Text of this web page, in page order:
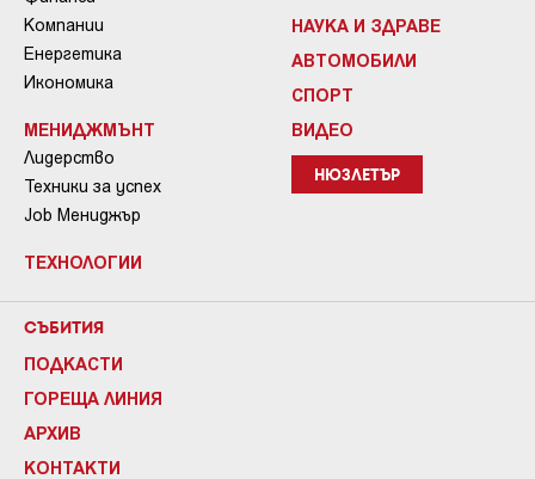
Компании
Енергетика
Икономика
МЕНИДЖМЪНТ
Лидерство
Техники за успех
Job Мениджър
ТЕХНОЛОГИИ
НАУКА И ЗДРАВЕ
АВТОМОБИЛИ
СПОРТ
ВИДЕО
НЮЗЛЕТЪР
СЪБИТИЯ
ПОДКАСТИ
ГОРЕЩА ЛИНИЯ
АРХИВ
КОНТАКТИ